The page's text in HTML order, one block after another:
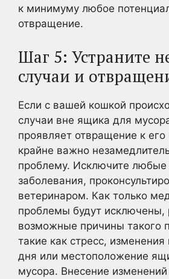
к минимуму любое
отвращение.
Шаг 5: Устраните
случаи и
Если с вашей кошкой
случаи вне ящика для
проявляет отвращение к
крайне важно
проблему. Исключите
заболевания,
ветеринаром. Как только
проблемы будут исключены,
возможные причины такого
такие как стресс, изменения
дня или местоположение
мусора. Внесение